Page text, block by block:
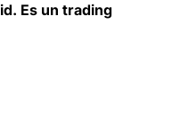
Es un trading